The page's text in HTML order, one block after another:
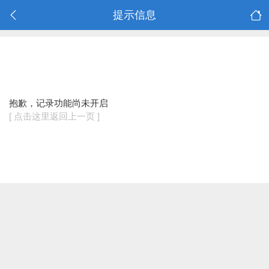
提示信息
抱歉，记录功能尚未开启
[ 点击这里返回上一页 ]